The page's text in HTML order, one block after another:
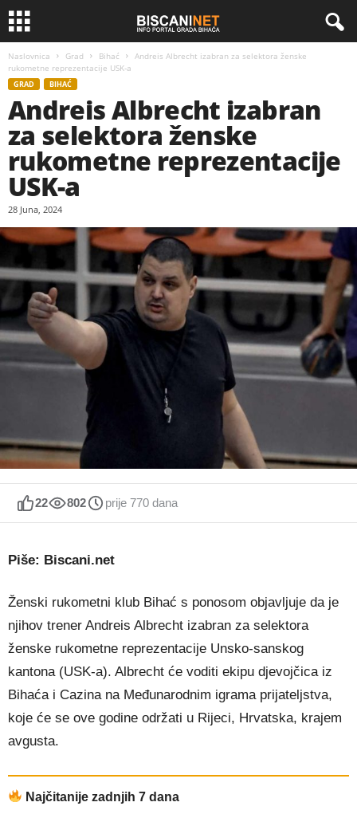
Naslovnica Grad Bihać
Andreis Albrecht izabran za selektora ženske
rukometne reprezentacije USK-a
GRAD BIHAĆ
Andreis Albrecht izabran
za selektora ženske
rukometne reprezentacije
USK-a
28 Juna, 2024
22 802 prije 770 dana
Piše: Biscani.net
Ženski rukometni klub Bihać s ponosom objavljuje da je
njihov trener Andreis Albrecht izabran za selektora
ženske rukometne reprezentacije Unsko-sanskog
kantona (USK-a). Albrecht će voditi ekipu djevojčica iz
Bihaća i Cazina na Međunarodnim igrama prijateljstva,
koje će se ove godine održati u Rijeci, Hrvatska, krajem
avgusta.
Najčitanije zadnjih 7 dana